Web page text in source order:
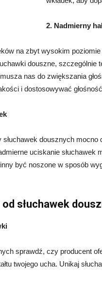
2. Nadmierny
na zbyt wysokim
douszne, szczególnie
nas do zwiększania
i dostosowywać
dousznych mocno
uciskanie słuchawek
być noszone w sposób
słuchawek
sprawdź, czy producent
twojego ucha. Unikaj